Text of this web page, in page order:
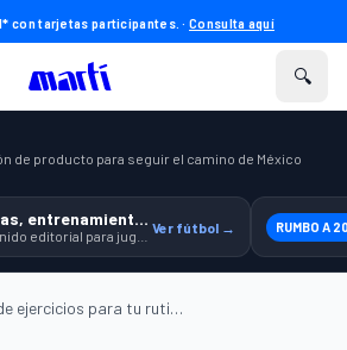
con tarjetas participantes. ·Consulta aquí
🔍
de producto para seguir el camino de México
Previas, entrenamiento y producto Ver fútbol → RUMBO A
Barra de ejercicios para tu rutina depor...